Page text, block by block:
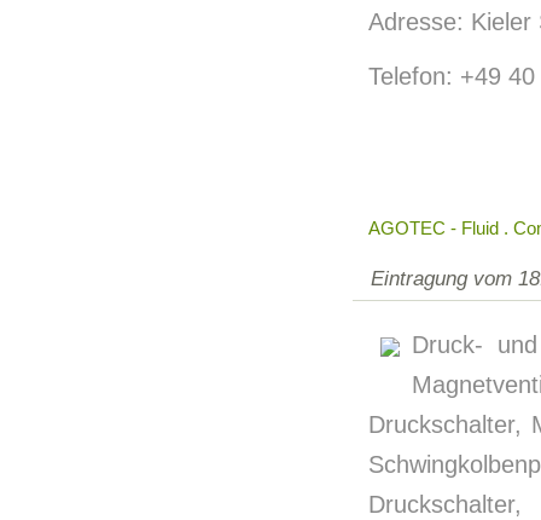
Adresse: Kieler
Telefon: +49
AGOTEC - Fluid .
Eintragung vom
Druck-
Druckschalter,
Druckschalter,